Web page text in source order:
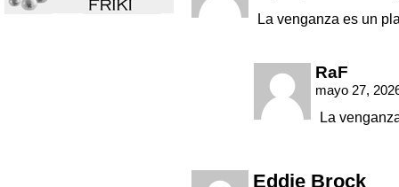
La venganza es un
RaF
mayo 27,
La
Eddie Brock